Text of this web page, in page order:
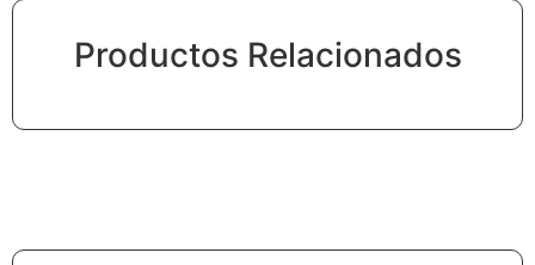
Productos Relacionados